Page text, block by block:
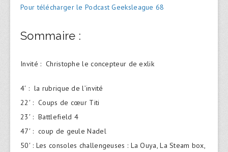
Pour télécharger le Podcast Geeksleague 68
Sommaire :
Invité : Christophe le concepteur de exlik
4′ : la rubrique de l’invité
22′ : Coups de cœur Titi
23′ : Battlefield 4
47′ : coup de geule Nadel
50′ : Les consoles challengeuses : La Ouya, La Steam box,